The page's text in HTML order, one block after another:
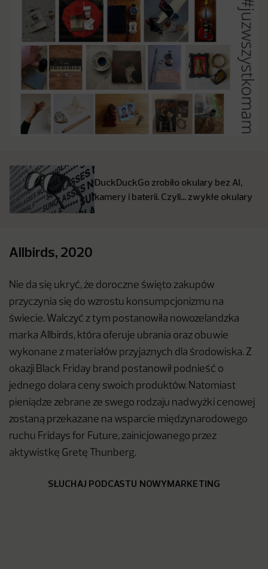
DuckDuckGo zrobiło okulary bez AI,
kamery i baterii. Czyli… zwykłe okulary
Allbirds, 2020
Nie da się ukryć, że doroczne święto zakupów
przyczynia się do wzrostu konsumpcjonizmu na
świecie. Walczyć z tym postanowiła nowozelandzka
marka Allbirds, która oferuje ubrania oraz obuwie
wykonane z materiałów przyjaznych dla środowiska. Z
okazji Black Friday brand postanowił podnieść o
jednego dolara ceny swoich produktów. Natomiast
pieniądze zebrane ze swego rodzaju nadwyżki cenowej
zostaną przekazane na wsparcie międzynarodowego
ruchu Fridays for Future, zainicjowanego przez
aktywistkę Gretę Thunberg.
SŁUCHAJ PODCASTU NOWYMARKETING